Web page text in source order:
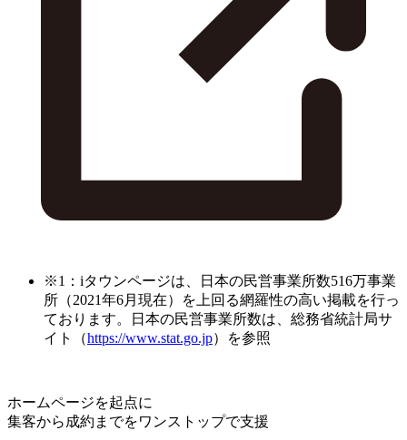
※1：iタウンページは、日本の民営事業所数516万事業
所（2021年6月現在）を上回る網羅性の高い掲載を行っ
ております。日本の民営事業所数は、総務省統計局サ
イト（https://www.stat.go.jp）を参照
ホームページを起点に
集客から成約までをワンストップで支援